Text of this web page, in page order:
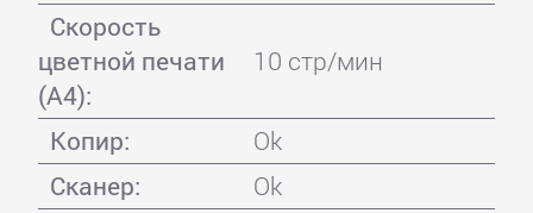
Скорость
цветной печати
(А4):
10 стр/мин
Копир:
Ok
Сканер:
Ok